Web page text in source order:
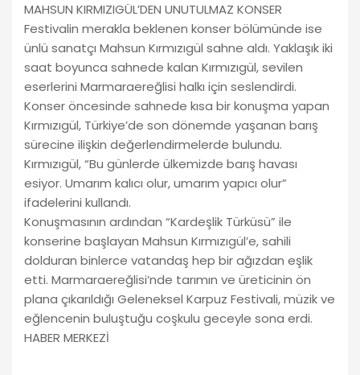
MAHSUN KIRMIZIGÜL’DEN UNUTULMAZ KONSER
Festivalin merakla beklenen konser bölümünde ise
ünlü sanatçı Mahsun Kırmızıgül sahne aldı. Yaklaşık iki
saat boyunca sahnede kalan Kırmızıgül, sevilen
eserlerini Marmaraereğlisi halkı için seslendirdi.
Konser öncesinde sahnede kısa bir konuşma yapan
Kırmızıgül, Türkiye’de son dönemde yaşanan barış
sürecine ilişkin değerlendirmelerde bulundu.
Kırmızıgül, “Bu günlerde ülkemizde barış havası
esiyor. Umarım kalıcı olur, umarım yapıcı olur”
ifadelerini kullandı.
Konuşmasının ardından “Kardeşlik Türküsü” ile
konserine başlayan Mahsun Kırmızıgül’e, sahili
dolduran binlerce vatandaş hep bir ağızdan eşlik
etti. Marmaraereğlisi’nde tarımın ve üreticinin ön
plana çıkarıldığı Geleneksel Karpuz Festivali, müzik ve
eğlencenin buluştuğu coşkulu geceyle sona erdi.
HABER MERKEZİ